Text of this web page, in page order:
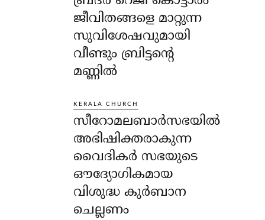
ജീവിതങ്ങളെ മാറ്റുന്ന
സുവിശേഷവുമായി
വീണ്ടും ബ്രിട്ടന്റെ
മണ്ണിൽ
KERALA CHURCH
സീറോമലബാർസഭയിൽ
അഭിഷിക്തരാകുന്ന
വൈദികർ സഭയുടെ
ഔദ്യോഗികമായ
വിശുദ്ധ കുർബാന
ചെല്ലണം